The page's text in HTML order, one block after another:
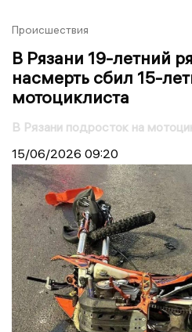
Происшествия
В Рязани 19-летний
насмерть сбил 15-
мотоциклиста
В Рязани подросток на
15/06/2026 09:20